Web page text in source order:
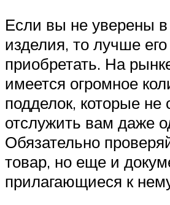
Если вы не уверены в
изделия, то лучше
приобретать. На
имеется огромное
подделок, которые не
отслужить вам даже
Обязательно
товар, но еще и
прилагающиеся к